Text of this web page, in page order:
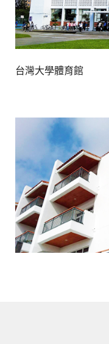
台灣大學體育館